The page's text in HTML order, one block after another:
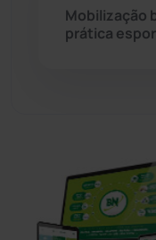
Urandi
Mobilização
prática